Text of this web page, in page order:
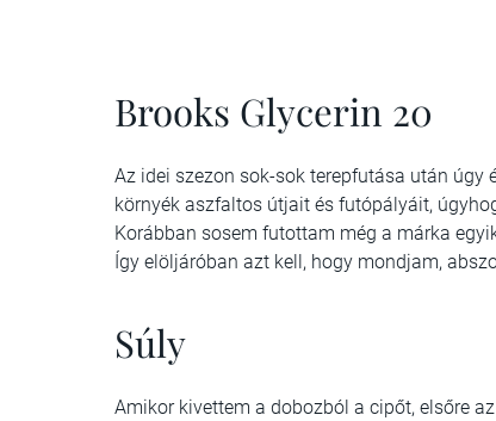
Brooks Glycerin 20
Az idei szezon sok-sok terepfutása után úgy
környék aszfaltos útjait és futópályáit,
Korábban sosem futottam még a márka
Így elöljáróban azt kell, hogy mondjam,
Súly
Amikor kivettem a dobozból a cipőt, elsőre